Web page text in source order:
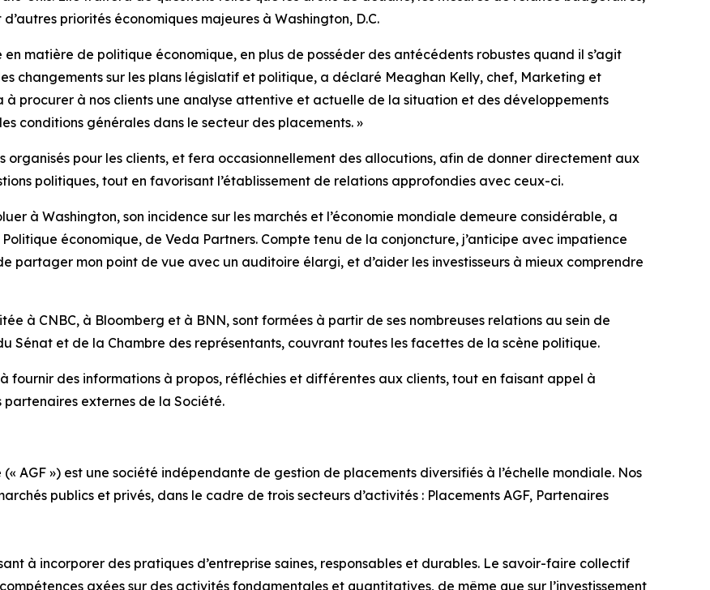
priorités économiques majeures à Washington, D.C.
matière de politique économique, en plus de posséder des antécédents robustes quand il s’agit
changements sur les plans législatif et politique, a déclaré Meaghan Kelly, chef, Marketing et
à procurer à nos clients une analyse attentive et actuelle de la situation et des développements
conditions générales dans le secteur des placements. »
pour les clients, et fera occasionnellement des allocutions, afin de donner directement aux
politiques, tout en favorisant l’établissement de relations approfondies avec ceux-ci.
à Washington, son incidence sur les marchés et l’économie mondiale demeure considérable, a
économique, de Veda Partners. Compte tenu de la conjoncture, j’anticipe avec impatience
partager mon point de vue avec un auditoire élargi, et d’aider les investisseurs à mieux comprendre
à CNBC, à Bloomberg et à BNN, sont formées à partir de ses nombreuses relations au sein de
Sénat et de la Chambre des représentants, couvrant toutes les facettes de la scène politique.
fournir des informations à propos, réfléchies et différentes aux clients, tout en faisant appel à
partenaires externes de la Société.
AGF ») est une société indépendante de gestion de placements diversifiés à l’échelle mondiale. Nos
publics et privés, dans le cadre de trois secteurs d’activités : Placements AGF, Partenaires
à incorporer des pratiques d’entreprise saines, responsables et durables. Le savoir-faire collectif
axées sur des activités fondamentales et quantitatives, de même que sur l’investissement